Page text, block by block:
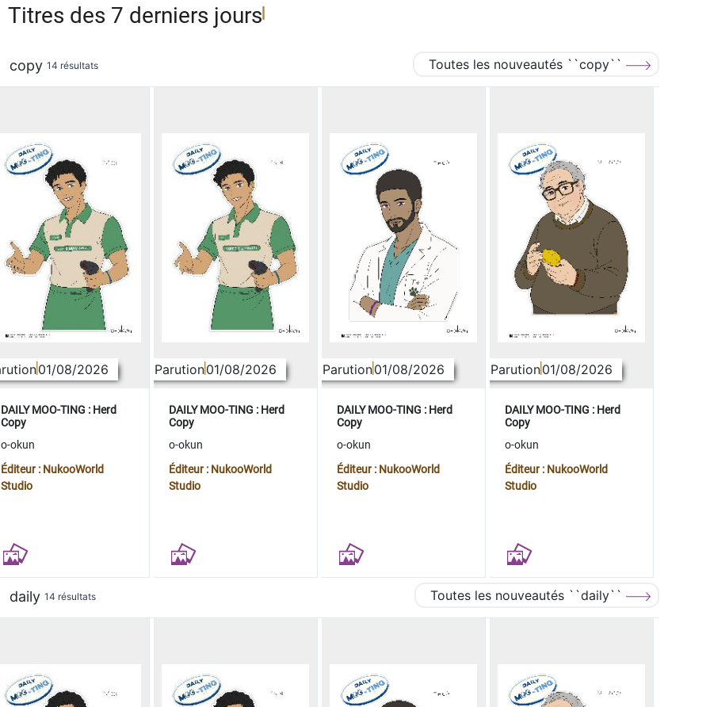
Titres des 7 derniers jours
copy 14 résultats Toutes les nouveautés ``copy``
01/08/2026
DAILY MOO-TING : Herd
Copy
o-okun
Éditeur : NukooWorld
Studio
Parution01/08/2026
DAILY MOO-TING : Herd
Copy
o-okun
Éditeur : NukooWorld
Studio
Parution01/08/2026
DAILY MOO-TING : Herd
Copy
o-okun
Éditeur : NukooWorld
Studio
Parution01/08/2026
DAILY MOO-TING : Herd
Copy
o-okun
Éditeur : NukooWorld
Studio
daily 14 résultats Toutes les nouveautés ``daily``